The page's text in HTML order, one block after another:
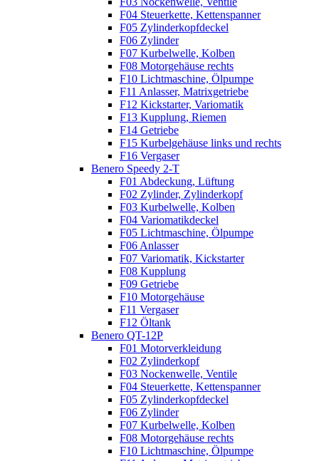
F04 Steuerkette, Kettenspanner
F05 Zylinderkopfdeckel
F06 Zylinder
F07 Kurbelwelle, Kolben
F08 Motorgehäuse rechts
F10 Lichtmaschine, Ölpumpe
F11 Anlasser, Matrixgetriebe
F12 Kickstarter, Variomatik
F13 Kupplung, Riemen
F14 Getriebe
F15 Kurbelgehäuse links und rechts
F16 Vergaser
Benero Speedy 2-T
F01 Abdeckung, Lüftung
F02 Zylinder, Zylinderkopf
F03 Kurbelwelle, Kolben
F04 Variomatikdeckel
F05 Lichtmaschine, Ölpumpe
F06 Anlasser
F07 Variomatik, Kickstarter
F08 Kupplung
F09 Getriebe
F10 Motorgehäuse
F11 Vergaser
F12 Öltank
Benero QT-12P
F01 Motorverkleidung
F02 Zylinderkopf
F03 Nockenwelle, Ventile
F04 Steuerkette, Kettenspanner
F05 Zylinderkopfdeckel
F06 Zylinder
F07 Kurbelwelle, Kolben
F08 Motorgehäuse rechts
F10 Lichtmaschine, Ölpumpe